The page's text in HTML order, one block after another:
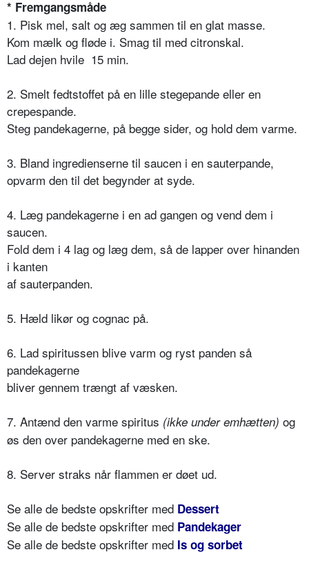
* Fremgangsmåde
1. Pisk mel, salt og æg sammen til en glat masse.
Kom mælk og fløde i. Smag til med citronskal.
Lad dejen hvile 15 min.
2. Smelt fedtstoffet på en lille stegepande eller en
crepespande.
Steg pandekagerne, på begge sider, og hold dem varme.
3. Bland ingredienserne til saucen i en sauterpande,
opvarm den til det begynder at syde.
4. Læg pandekagerne i en ad gangen og vend dem i
saucen.
Fold dem i 4 lag og læg dem, så de lapper over hinanden
i kanten
af sauterpanden.
5. Hæld likør og cognac på.
6. Lad spiritussen blive varm og ryst panden så
pandekagerne
bliver gennem trængt af væsken.
7. Antænd den varme spiritus (ikke under emhætten) og
øs den over pandekagerne med en ske.
8. Server straks når flammen er døet ud.
Se alle de bedste opskrifter med Dessert
Se alle de bedste opskrifter med Pandekager
Se alle de bedste opskrifter med Is og sorbet